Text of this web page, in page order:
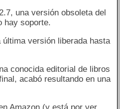
una versión obsoleta del
hay soporte.
versión liberada hasta
conocida editorial de libros
acabó resultando en una